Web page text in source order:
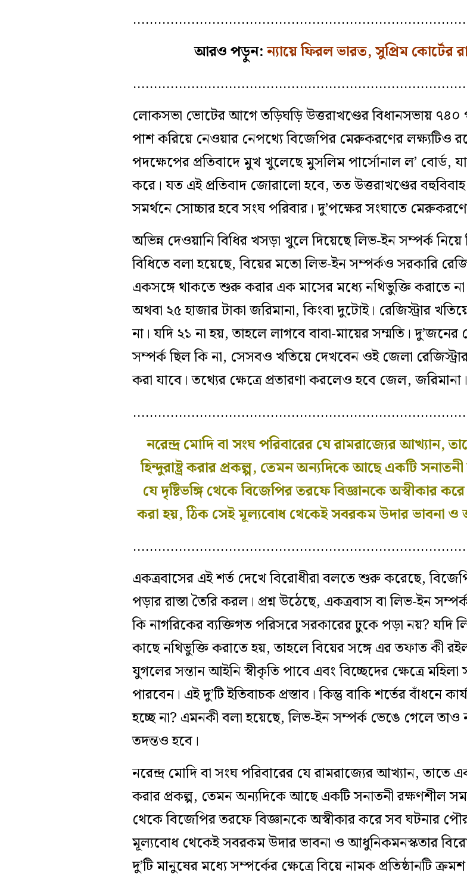
আরও পড়ুন:ন্যায়ে ফিরল ভারত, সুপ্রিম কোর্টের
লোকসভা ভোটের আগে তড়িঘড়ি উত্তরাখণ্ডের বিধানসভায় ৭৪০
পাশ করিয়ে নেওয়ার নেপথ্যে বিজেপির মেরুকরণের লক্ষ্যটিও
পদক্ষেপের প্রতিবাদে মুখ খুলেছে মুসলিম পার্সোনাল ল’ বোর্ড,
করে। যত এই প্রতিবাদ জোরালো হবে, তত উত্তরাখণ্ডের বহুবিবাহ
সমর্থনে সোচ্চার হবে সংঘ পরিবার। দু’পক্ষের সংঘাতে মেরুকরণের
অভিন্ন দেওয়ানি বিধির খসড়া খুলে দিয়েছে লিভ-ইন সম্পর্ক নিয়ে
বিধিতে বলা হয়েছে, বিয়ের মতো লিভ-ইন সম্পর্কও সরকারি
একসঙ্গে থাকতে শুরু করার এক মাসের মধ্যে নথিভুক্তি করাতে
অথবা ২৫ হাজার টাকা জরিমানা, কিংবা দুটোই। রেজিস্ট্রার
না। যদি ২১ না হয়, তাহলে লাগবে বাবা-মায়ের সম্মতি।
সম্পর্ক ছিল কি না, সেসবও খতিয়ে দেখবেন ওই জেলা
করা যাবে। তথ্যের ক্ষেত্রে প্রতারণা করলেও হবে জেল, জরিমানা।
নরেন্দ্র মোদি বা সংঘ পরিবারের যে রামরাজ্যের আখ্যান,
হিন্দুরাষ্ট্র করার প্রকল্প, তেমন অন্যদিকে আছে একটি
যে দৃষ্টিভঙ্গি থেকে বিজেপির তরফে বিজ্ঞানকে অস্বীকার
করা হয়, ঠিক সেই মূল্যবোধ থেকেই সবরকম উদার ভাবনা ও
একত্রবাসের এই শর্ত দেখে বিরোধীরা বলতে শুরু করেছে,
পড়ার রাস্তা তৈরি করল। প্রশ্ন উঠেছে, একত্রবাস বা লিভ-ইন
কি নাগরিকের ব্যক্তিগত পরিসরে সরকারের ঢুকে পড়া নয়? যদি
কাছে নথিভুক্তি করাতে হয়, তাহলে বিয়ের সঙ্গে এর তফাত কী
যুগলের সন্তান আইনি স্বীকৃতি পাবে এবং বিচ্ছেদের ক্ষেত্রে
পারবেন। এই দু’টি ইতিবাচক প্রস্তাব। কিন্তু বাকি শর্তের বাঁধনে
হচ্ছে না? এমনকী বলা হয়েছে, লিভ-ইন সম্পর্ক ভেঙে গেলে
তদন্তও হবে।
নরেন্দ্র মোদি বা সংঘ পরিবারের যে রামরাজ্যের আখ্যান, তাতে
করার প্রকল্প, তেমন অন্যদিকে আছে একটি সনাতনী রক্ষণশীল
থেকে বিজেপির তরফে বিজ্ঞানকে অস্বীকার করে সব ঘটনার
মূল্যবোধ থেকেই সবরকম উদার ভাবনা ও আধুনিকমনস্কতার
দু’টি মানুষের মধ্যে সম্পর্কের ক্ষেত্রে বিয়ে নামক প্রতিষ্ঠানটি